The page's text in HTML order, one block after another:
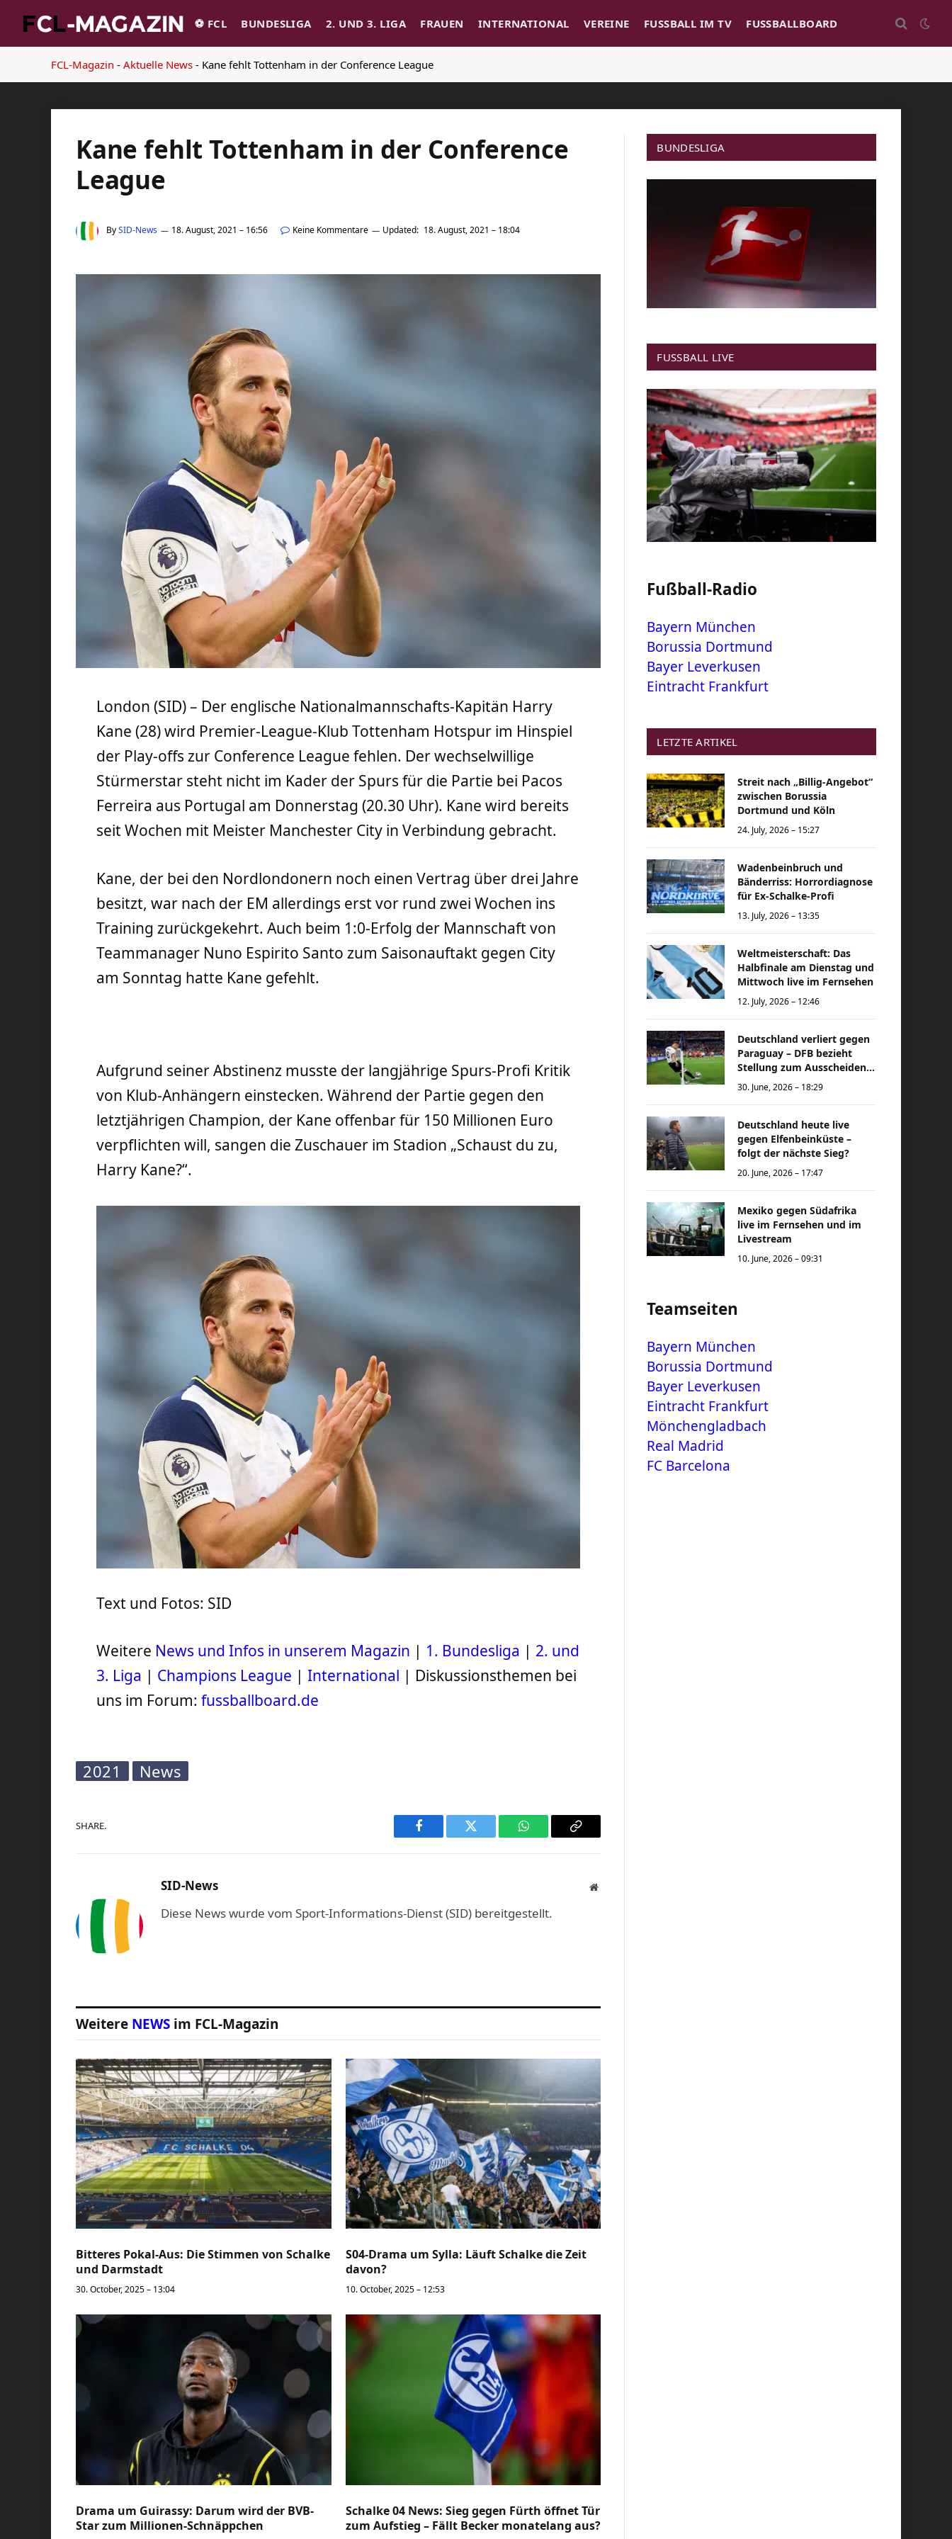
⚽️ FCL BUNDESLIGA 2. UND 3. LIGA FRAUEN INTERNATIONAL VEREINE FUSSBALL IM TV FUSSBALLBOARD
FCL-Magazin - Aktuelle News - Kane fehlt Tottenham in der Conference League
Kane fehlt Tottenham in der Conference
League
BySID-News 18. August, 2021 – 16:56 Keine Kommentare Updated: 18. August, 2021 – 18:04
London (SID) – Der englische Nationalmannschafts-Kapitän Harry
Kane (28) wird Premier-League-Klub Tottenham Hotspur im Hinspiel
der Play-offs zur Conference League fehlen. Der wechselwillige
Stürmerstar steht nicht im Kader der Spurs für die Partie bei Pacos
Ferreira aus Portugal am Donnerstag (20.30 Uhr). Kane wird bereits
seit Wochen mit Meister Manchester City in Verbindung gebracht.
Kane, der bei den Nordlondonern noch einen Vertrag über drei Jahre
besitzt, war nach der EM allerdings erst vor rund zwei Wochen ins
Training zurückgekehrt. Auch beim 1:0-Erfolg der Mannschaft von
Teammanager Nuno Espirito Santo zum Saisonauftakt gegen City
am Sonntag hatte Kane gefehlt.
Aufgrund seiner Abstinenz musste der langjährige Spurs-Profi Kritik
von Klub-Anhängern einstecken. Während der Partie gegen den
letztjährigen Champion, der Kane offenbar für 150 Millionen Euro
verpflichten will, sangen die Zuschauer im Stadion „Schaust du zu,
Harry Kane?“.
Text und Fotos: SID
Weitere News und Infos in unserem Magazin | 1. Bundesliga | 2. und
3. Liga | Champions League |International | Diskussionsthemen bei
uns im Forum:fussballboard.de
2021 News
SHARE.
Facebook Twitter WhatsAppCopy
SID-News Website
Diese News wurde vom Sport-Informations-Dienst (SID) bereitgestellt.
Weitere NEWS im FCL-Magazin
Bitteres Pokal-Aus: Die Stimmen von Schalke
und Darmstadt
30. October, 2025 – 13:04
S04-Drama um Sylla: Läuft Schalke die Zeit
davon?
10. October, 2025 – 12:53
Drama um Guirassy: Darum wird der BVB-
Star zum Millionen-Schnäppchen
Schalke 04 News: Sieg gegen Fürth öffnet Tür
zum Aufstieg – Fällt Becker monatelang aus?
BUNDESLIGA
FUSSBALL LIVE
Fußball-Radio
Bayern München
Borussia Dortmund
Bayer Leverkusen
Eintracht Frankfurt
LETZTE ARTIKEL
Streit nach „Billig-Angebot“
zwischen Borussia
Dortmund und Köln
24. July, 2026 – 15:27
Wadenbeinbruch und
Bänderriss: Horrordiagnose
für Ex-Schalke-Profi
13. July, 2026 – 13:35
Weltmeisterschaft: Das
Halbfinale am Dienstag und
Mittwoch live im Fernsehen
12. July, 2026 – 12:46
Deutschland verliert gegen
Paraguay – DFB bezieht
Stellung zum Ausscheiden
bei der Weltmeisterschaft
30. June, 2026 – 18:29
Deutschland heute live
gegen Elfenbeinküste –
folgt der nächste Sieg?
20. June, 2026 – 17:47
Mexiko gegen Südafrika
live im Fernsehen und im
Livestream
10. June, 2026 – 09:31
Teamseiten
Bayern München
Borussia Dortmund
Bayer Leverkusen
Eintracht Frankfurt
Mönchengladbach
Real Madrid
FC Barcelona